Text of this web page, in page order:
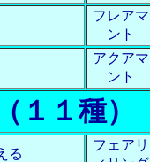
フレアマ
ント
アクアマ
ント
１１種）
る
フェアリ